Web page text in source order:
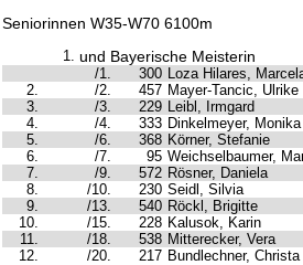
Seniorinnen W35-W70 6100m
1. und Bayerische Meisterin
/1. 300 Loza Hilares,
2.
/2. 457 Mayer-Tancic, Ulrike
3.
/3. 229 Leibl, Irmgard
4.
/4. 333 Dinkelmeyer, Monika
5.
/6. 368 Körner, Stefanie
6.
/7. 95 Weichselbaumer,
7.
/9. 572 Rösner, Daniela
8.
/10. 230 Seidl, Silvia
9.
/13. 540 Röckl, Brigitte
10.
/15. 228 Kalusok, Karin
11.
/18. 538 Mitterecker, Vera
12.
/20. 217 Bundlechner, Christa